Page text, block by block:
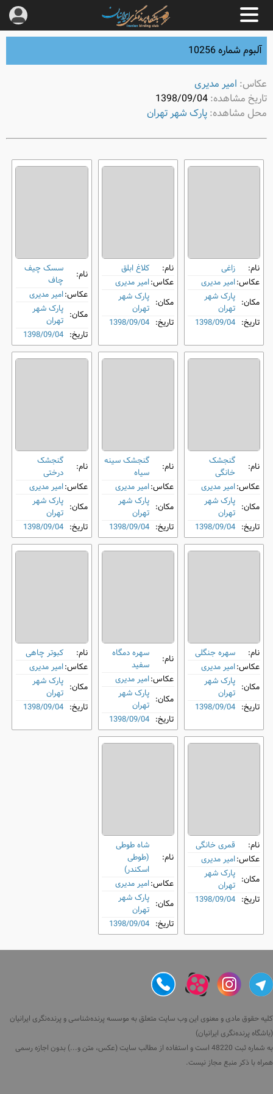
آلبوم شماره 10256
عکاس: امیر مدیری
تاریخ مشاهده:1398/09/04
محل مشاهده:پارک شهر تهران
نام:
زاغی
عکاس:امیر مدیری
مکان: پارک شهر
تهران
تاریخ: 1398/09/04
نام:
کلاغ ابلق
عکاس:امیر مدیری
مکان: پارک شهر
تهران
تاریخ: 1398/09/04
نام:
سسک چیف‌
چاف
عکاس:امیر مدیری
مکان: پارک شهر
تهران
تاریخ: 1398/09/04
نام:
گنجشک
خانگی
عکاس:امیر مدیری
مکان: پارک شهر
تهران
تاریخ: 1398/09/04
نام:
گنجشک سینه‌
سیاه
عکاس:امیر مدیری
مکان: پارک شهر
تهران
تاریخ: 1398/09/04
نام:
گنجشک
درختی
عکاس:امیر مدیری
مکان: پارک شهر
تهران
تاریخ: 1398/09/04
نام:
سهره جنگلی
عکاس:امیر مدیری
مکان: پارک شهر
تهران
تاریخ: 1398/09/04
نام:
سهره دمگاه‌
سفید
عکاس:امیر مدیری
مکان: پارک شهر
تهران
تاریخ: 1398/09/04
نام:
کبوتر چاهی
عکاس:امیر مدیری
مکان: پارک شهر
تهران
تاریخ: 1398/09/04
نام:
قمری خانگی
عکاس:امیر مدیری
مکان: پارک شهر
تهران
تاریخ: 1398/09/04
نام:
شاه طوطی
(طوطی
اسکندر)
عکاس:امیر مدیری
مکان: پارک شهر
تهران
تاریخ: 1398/09/04
کلیه حقوق مادی و معنوی این وب سایت متعلق به موسسه پرنده‌شناسی و پرنده‌نگری ایرانیان
(باشگاه پرنده‌نگری ایرانیان)
به شماره ثبت 48220 است و استفاده از مطالب سایت (عکس، متن و...) بدون اجازه رسمی
همراه با ذکر منبع مجاز نیست.